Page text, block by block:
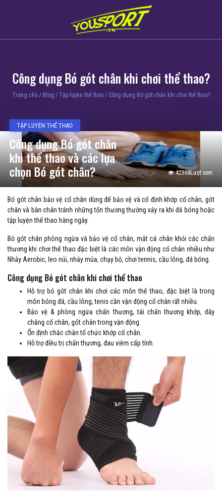
Công dụng Bó gót chân khi chơi thể thao?
Trang chủ / Blog / Tập luyện thể thao / Công dụng Bó gót chân khi chơi thể thao?
TẬP LUYỆN THỂ THAO
Công dụng Bó gót chân
khi thể thao và các lựa
chọn Bó gót chân? 42368Lượt xem
Bó gót chân bảo vệ cổ chân dùng để bảo vệ và cố định khớp cổ chân, gót
chân và bàn chân tránh những tổn thương thường xảy ra khi đá bóng hoặc
tập luyện thể thao hàng ngày.
Bó gót chân phòng ngừa và bảo vệ cổ chân, mắt cá chân khỏi các chấn
thương khi chơi thể thao đặc biệt là các môn vận động cổ chân nhiều như
Nhảy Aerobic, leo núi, nhảy múa, chạy bộ, chơi tennis, cầu lông, đá bóng.
Công dụng Bó gót chân khi chơi thể thao
Hỗ trợ bó gót chân khi chơi các môn thể thao, đặc biệt là trong
môn bóng đá, cầu lông, tenis cần vận động cổ chân rất nhiều.
Bảo vệ & phòng ngừa chấn thương, tái chấn thương khớp, dây
chằng cổ chân, gót chân trong vận động.
Ổn định chắc chắn tổ chức khớp cổ chân.
Hỗ trợ điều trị chấn thương, đau viêm cấp tính.